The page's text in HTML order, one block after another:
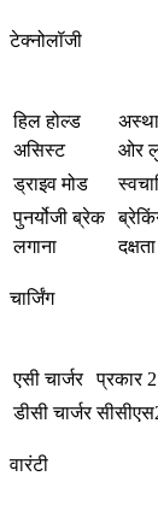
टेक्नोलॉजी
हिल होल्ड
असिस्ट
ओर
ड्राइव मोड
पुनर्योजी ब्रेक
लगाना
चार्जिंग
एसी चार्जर
प्रकार 2
डीसी चार्जर
वारंटी